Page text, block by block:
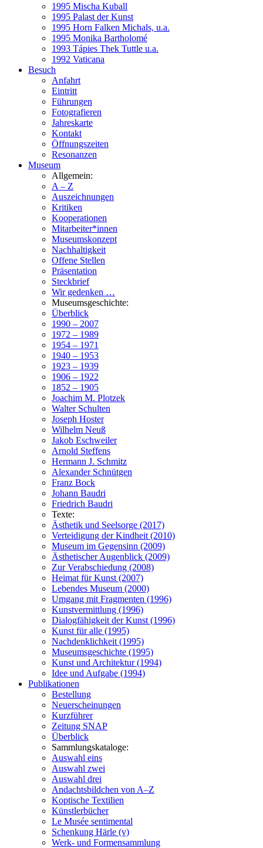
1995 Mischa Kuball
1995 Palast der Kunst
1995 Horn Falken Michals, u.a.
1995 Monika Bartholomé
1993 Tápies Thek Tuttle u.a.
1992 Vaticana
Besuch
Anfahrt
Eintritt
Führungen
Fotografieren
Jahreskarte
Kontakt
Öffnungszeiten
Resonanzen
Museum
Allgemein:
A – Z
Auszeichnungen
Kritiken
Kooperationen
Mitarbeiter*innen
Museumskonzept
Nachhaltigkeit
Offene Stellen
Präsentation
Steckbrief
Wir gedenken …
Museumsgeschichte:
Überblick
1990 – 2007
1972 – 1989
1954 – 1971
1940 – 1953
1923 – 1939
1906 – 1922
1852 – 1905
Joachim M. Plotzek
Walter Schulten
Joseph Hoster
Wilhelm Neuß
Jakob Eschweiler
Arnold Steffens
Hermann J. Schmitz
Alexander Schnütgen
Franz Bock
Johann Baudri
Friedrich Baudri
Texte:
Ästhetik und Seelsorge (2017)
Verteidigung der Kindheit (2010)
Museum im Gegensinn (2009)
Ästhetischer Augenblick (2009)
Zur Verabschiedung (2008)
Heimat für Kunst (2007)
Lebendes Museum (2000)
Umgang mit Fragmenten (1996)
Kunstvermittlung (1996)
Dialogfähigkeit der Kunst (1996)
Kunst für alle (1995)
Nachdenklichkeit (1995)
Museumsgeschichte (1995)
Kunst und Architektur (1994)
Idee und Aufgabe (1994)
Publikationen
Bestellung
Neuerscheinungen
Kurzführer
Zeitung SNAP
Überblick
Sammlungskataloge:
Auswahl eins
Auswahl zwei
Auswahl drei
Andachtsbildchen von A–Z
Koptische Textilien
Künstlerbücher
Le Musée sentimental
Schenkung Härle (v)
Werk- und Formensammlung